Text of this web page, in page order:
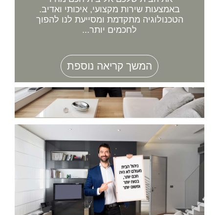
באמצעות שירות מקצועי, איכותי ואדיב.
הטכנולוגיה מתקדמת ומסייעת לנו להפוך
לחכמים יותר...
המשך קריאה נוספת